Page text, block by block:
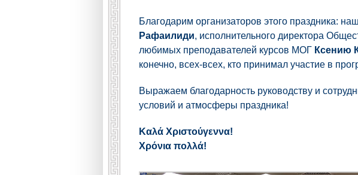
Благодарим организаторов этого праздника:
Рафаилиди, исполнительного директора
любимых преподавателей курсов МОГ Ксению
конечно, всех-всех, кто принимал участие в
Выражаем благодарность руководству и
условий и атмосферы праздника!
Καλά Χριστούγεννα!
Χρόνια πολλά!